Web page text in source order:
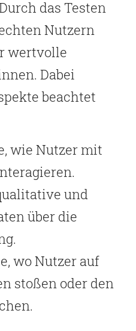
das Testen
Nutzern
wertvolle
Dabei
beachtet
wie Nutzer mit
und
über die
wo Nutzer auf
stoßen oder den